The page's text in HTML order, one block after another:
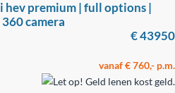
hev premium | full options |
camera
€ 43950
vanaf € 760,- p.m.